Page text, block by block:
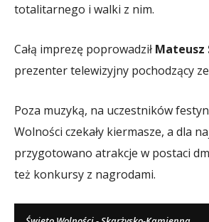
totalitarnego i walki z nim.
Całą imprezę poprowadził Mateusz
prezenter telewizyjny pochodzący
Poza muzyką, na uczestników
Wolności czekały kiermasze, a dla
przygotowano atrakcje w postaci
też konkursy z nagrodami.